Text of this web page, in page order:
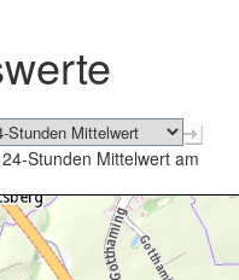
schließen
Stunden Mittelwert am